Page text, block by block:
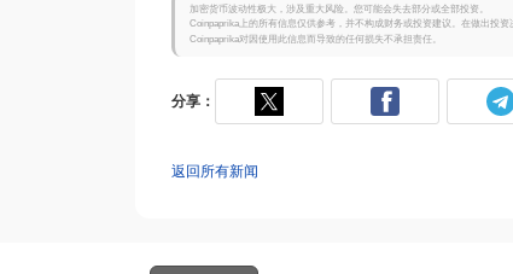
加密货币波动性极大，涉及重大风险。您可能会失去部分或全部投资。
Coinpaprika上的所有信息仅供参考，并不构成财务或投资建议。在做出投
Coinpaprika对因使用此信息而导致的任何损失不承担责任。
分享：
返回所有新闻